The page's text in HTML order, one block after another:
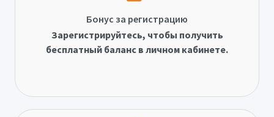
Бонус за регистрацию
Зарегистрируйтесь, чтобы получить
бесплатный баланс в личном кабинете.